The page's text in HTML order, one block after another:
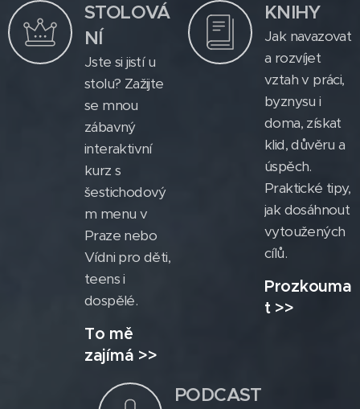
STOLOVÁ
NÍ
Jste si jistí u
stolu? Zažijte
se mnou
zábavný
interaktivní
kurz s
šestichodový
m menu v
Praze nebo
Vídni pro děti,
teens i
dospělé.
To mě
zajímá >>
KNIHY
Jak navazovat
a rozvíjet
vztah v práci,
byznysu i
doma, získat
klid, důvěru a
úspěch.
Praktické tipy,
jak dosáhnout
vytoužených
cílů.
Prozkouma
t >>
PODCAST